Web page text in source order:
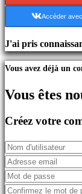
de
Stratégie
Jeux
Jeux
Jeux
RPG
de
Sport
Jeux
de
Accèder avec
J'ai pris
Vous avez déjà un
Vous êtes
Créez votre